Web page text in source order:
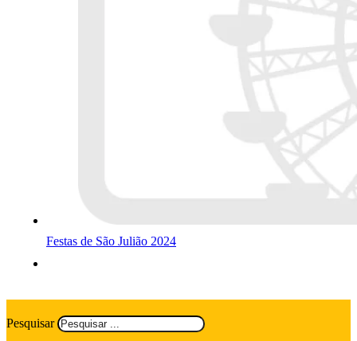
Festas de São Julião 2024
Pesquisar